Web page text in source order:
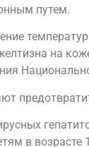
путем.
на
в